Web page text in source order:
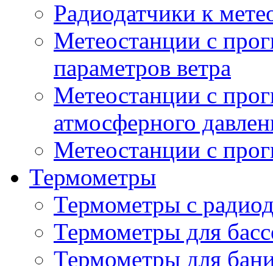
Радиодатчики к
Метеостанции с
параметров ветра
Метеостанции с
атмосферного
Метеостанции с
Термометры
Термометры с
Термометры для
Термометры для